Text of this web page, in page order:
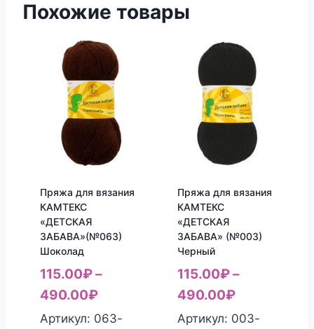
Похожие товары
Пряжа для вязания
КАМТЕКС
«ДЕТСКАЯ
ЗАБАВА»(№063)
Шоколад
115.00₽–
490.00₽
Артикул: 063-
Пряжа для вязания
КАМТЕКС
«ДЕТСКАЯ
ЗАБАВА» (№003)
Черный
115.00₽–
490.00₽
Артикул: 003-